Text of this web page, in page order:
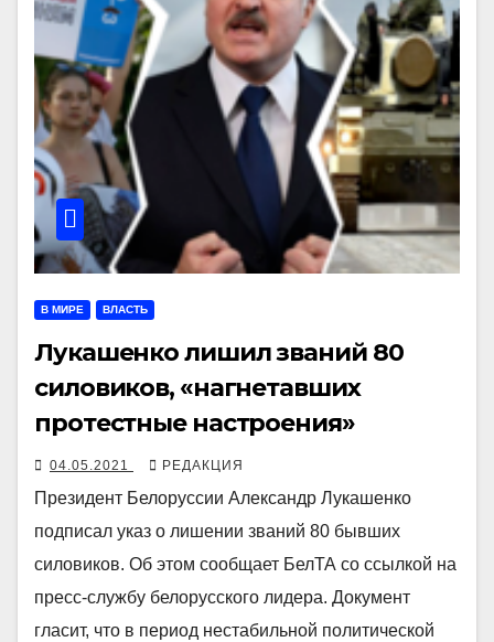
В МИРЕ ВЛАСТЬ
Лукашенко лишил званий 80
силовиков, «нагнетавших
протестные настроения»
04.05.2021 РЕДАКЦИЯ
Президент Белоруссии Александр Лукашенко
подписал указ о лишении званий 80 бывших
силовиков. Об этом сообщает БелТА со ссылкой на
пресс-службу белорусского лидера. Документ
гласит, что в период нестабильной политической